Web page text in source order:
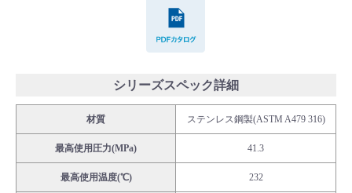
ログイン
会社情報
シリーズスペック詳細
材質 ステンレス鋼製(ASTM A479 316)
最高使用圧力(MPa) 41.3
最高使用温度(℃) 232